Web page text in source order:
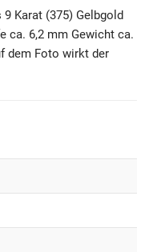
Karat (375) Gelbgold
ca. 6,2 mm Gewicht ca.
dem Foto wirkt der